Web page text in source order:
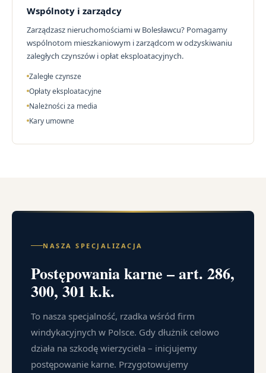
Wspólnoty i zarządcy
Zarządzasz nieruchomościami w Bolesławcu? Pomagamy
wspólnotom mieszkaniowym i zarządcom w odzyskiwaniu
zaległych czynszów i opłat eksploatacyjnych.
Zaległe czynsze
Opłaty eksploatacyjne
Należności za media
Kary umowne
NASZA SPECJALIZACJA
Postępowania karne – art. 286,
300, 301 k.k.
To nasza specjalność, rzadka wśród firm
windykacyjnych w Polsce. Gdy dłużnik celowo
działa na szkodę wierzyciela – inicjujemy
postępowanie karne. Przygotowujemy